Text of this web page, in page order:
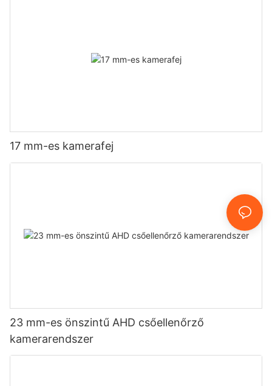
17 mm-es kamerafej
23 mm-es önszintű AHD csőellenőrző
kamerarendszer